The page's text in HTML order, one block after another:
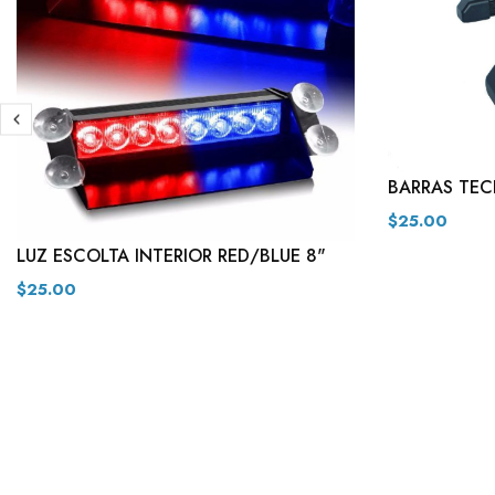
LUZ ESCOLTA INTERIOR RED/BLUE 8"
$25.00
BARRAS
$25.00